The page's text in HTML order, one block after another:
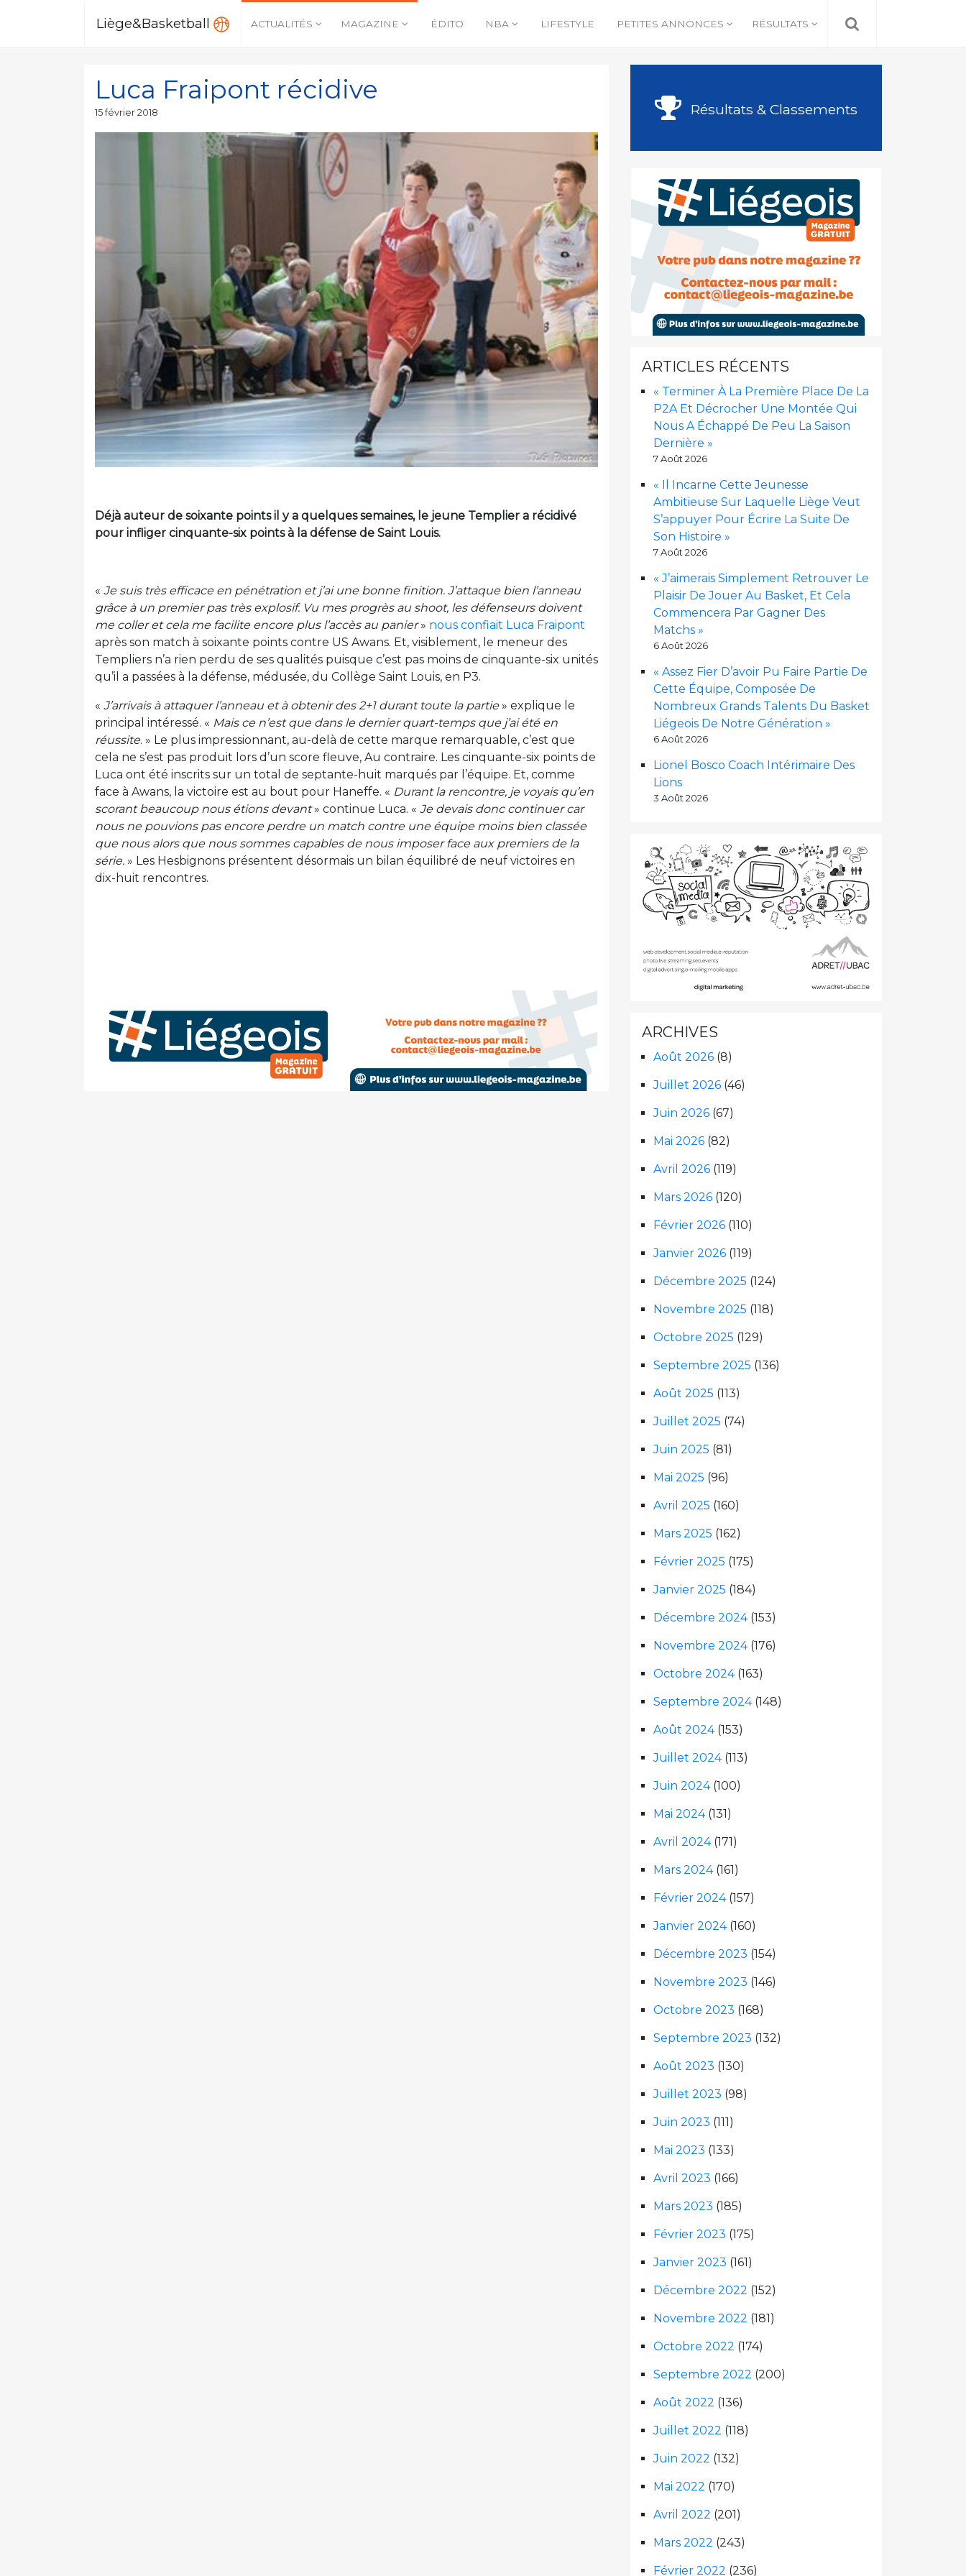
Liège&Basketball ACTUALITÉS MAGAZINE ÉDITO NBA LIFESTYLE PETITES ANNONCES RÉSULTATS
Luca Fraipont récidive
Publié
15 février 2018
Déjà auteur de soixante points il y a quelques semaines, le jeune Templier a récidivé
pour infliger cinquante-six points à la défense de Saint Louis.
« Je suis très efficace en pénétration et j’ai une bonne finition. J’attaque bien l’anneau
grâce à un premier pas très explosif. Vu mes progrès au shoot, les défenseurs doivent
me coller et cela me facilite encore plus l’accès au panier» nous confiait Luca Fraipont
après son match à soixante points contre US Awans. Et, visiblement, le meneur des
Templiers n’a rien perdu de ses qualités puisque c’est pas moins de cinquante-six unités
qu’il a passées à la défense, médusée, du Collège Saint Louis, en P3.
« J’arrivais à attaquer l’anneau et à obtenir des 2+1 durant toute la partie» explique le
principal intéressé. « Mais ce n’est que dans le dernier quart-temps que j’ai été en
réussite. » Le plus impressionnant, au-delà de cette marque remarquable, c’est que
cela ne s’est pas produit lors d’un score fleuve, Au contraire. Les cinquante-six points de
Luca ont été inscrits sur un total de septante-huit marqués par l’équipe. Et, comme
face à Awans, la victoire est au bout pour Haneffe. « Durant la rencontre, je voyais qu’en
scorant beaucoup nous étions devant» continue Luca. « Je devais donc continuer car
nous ne pouvions pas encore perdre un match contre une équipe moins bien classée
que nous alors que nous sommes capables de nous imposer face aux premiers de la
série. » Les Hesbignons présentent désormais un bilan équilibré de neuf victoires en
dix-huit rencontres.
Résultats & Classements
ARTICLES RÉCENTS
« Terminer À La Première Place De La
P2A Et Décrocher Une Montée Qui
Nous A Échappé De Peu La Saison
Dernière »
7 Août 2026
« Il Incarne Cette Jeunesse
Ambitieuse Sur Laquelle Liège Veut
S’appuyer Pour Écrire La Suite De
Son Histoire »
7 Août 2026
« J’aimerais Simplement Retrouver Le
Plaisir De Jouer Au Basket, Et Cela
Commencera Par Gagner Des
Matchs »
6 Août 2026
« Assez Fier D’avoir Pu Faire Partie De
Cette Équipe, Composée De
Nombreux Grands Talents Du Basket
Liégeois De Notre Génération »
6 Août 2026
Lionel Bosco Coach Intérimaire Des
Lions
3 Août 2026
ARCHIVES
Août 2026 (8)
Juillet 2026 (46)
Juin 2026 (67)
Mai 2026 (82)
Avril 2026 (119)
Mars 2026 (120)
Février 2026 (110)
Janvier 2026 (119)
Décembre 2025 (124)
Novembre 2025 (118)
Octobre 2025 (129)
Septembre 2025 (136)
Août 2025 (113)
Juillet 2025 (74)
Juin 2025 (81)
Mai 2025 (96)
Avril 2025 (160)
Mars 2025 (162)
Février 2025 (175)
Janvier 2025 (184)
Décembre 2024(153)
Novembre 2024(176)
Octobre 2024(163)
Septembre 2024(148)
Août 2024(153)
Juillet 2024(113)
Juin 2024(100)
Mai 2024(131)
Avril 2024(171)
Mars 2024(161)
Février 2024(157)
Janvier 2024(160)
Décembre 2023 (154)
Novembre 2023 (146)
Octobre 2023 (168)
Septembre 2023 (132)
Août 2023 (130)
Juillet 2023 (98)
Juin 2023 (111)
Mai 2023 (133)
Avril 2023 (166)
Mars 2023 (185)
Février 2023 (175)
Janvier 2023 (161)
Décembre 2022 (152)
Novembre 2022 (181)
Octobre 2022 (174)
Septembre 2022 (200)
Août 2022 (136)
Juillet 2022 (118)
Juin 2022 (132)
Mai 2022 (170)
Avril 2022 (201)
Mars 2022 (243)
Février 2022 (236)